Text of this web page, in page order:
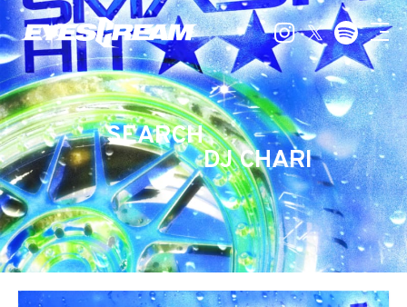
SEARCH
DJ CHARI